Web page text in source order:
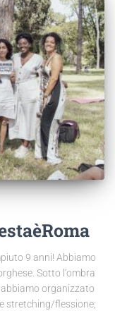
9 anni! Abbiamo
Sotto l’ombra
organizzato
stretching/flessione;